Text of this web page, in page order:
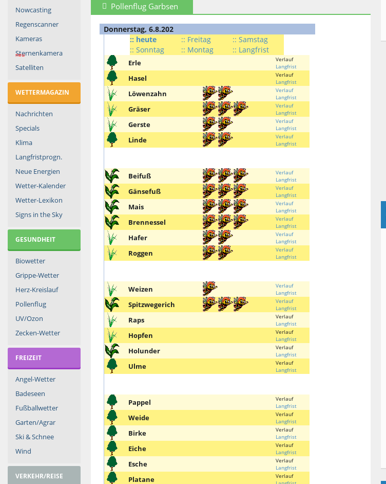
Nowcasting
Regenscanner
Kameras
Sternenkamera
neu
Satelliten
WETTERMAGAZIN
Nachrichten
Specials
Klima
Langfristprogn.
Neue Energien
Wetter-Kalender
Wetter-Lexikon
Signs in the Sky
GESUNDHEIT
Biowetter
Grippe-Wetter
Herz-Kreislauf
Pollenflug
UV/Ozon
Zecken-Wetter
FREIZEIT
Angel-Wetter
Badeseen
Fußballwetter
Garten/Agrar
Ski & Schnee
Wind
VERKEHR/REISE
Pollenflug Garbsen
Donnerstag, 6.8.202
:: heute
:: Freitag
:: Samstag
:: Sonntag
:: Montag :: Langfrist
Erle
Verlauf
Langfrist
Hasel
Verlauf
Langfrist
Löwenzahn
Verlauf
Langfrist
Gräser
Verlauf
Langfrist
Gerste
Verlauf
Langfrist
Linde
Verlauf
Langfrist
Beifuß
Verlauf
Langfrist
Gänsefuß
Verlauf
Langfrist
Mais
Verlauf
Langfrist
Brennessel
Verlauf
Langfrist
Hafer
Verlauf
Langfrist
Roggen
Verlauf
Langfrist
Weizen
Verlauf
Langfrist
Spitzwegerich
Verlauf
Langfrist
Raps
Verlauf
Langfrist
Hopfen
Verlauf
Langfrist
Holunder
Verlauf
Langfrist
Ulme
Verlauf
Langfrist
Pappel
Verlauf
Langfrist
Weide
Verlauf
Langfrist
Birke
Verlauf
Langfrist
Eiche
Verlauf
Langfrist
Esche
Verlauf
Langfrist
Platane
Verlauf